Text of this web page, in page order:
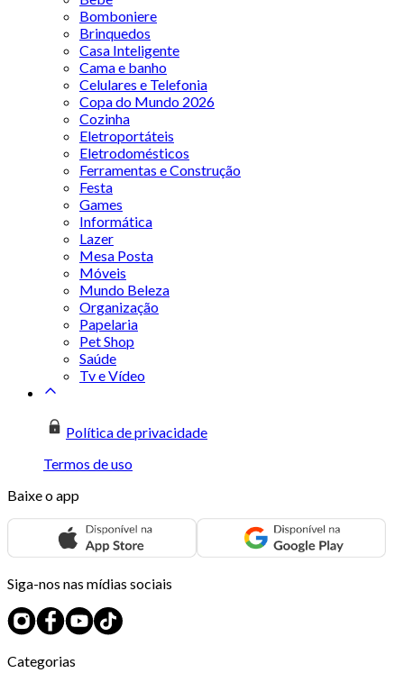
Bomboniere
Brinquedos
Casa Inteligente
Cama e banho
Celulares e Telefonia
Copa do Mundo 2026
Cozinha
Eletroportáteis
Eletrodomésticos
Ferramentas e Construção
Festa
Games
Informática
Lazer
Mesa Posta
Móveis
Mundo Beleza
Organização
Papelaria
Pet Shop
Saúde
Tv e Vídeo
Política de privacidade
Termos de uso
Baixe o app
Siga-nos nas mídias sociais
Categorias